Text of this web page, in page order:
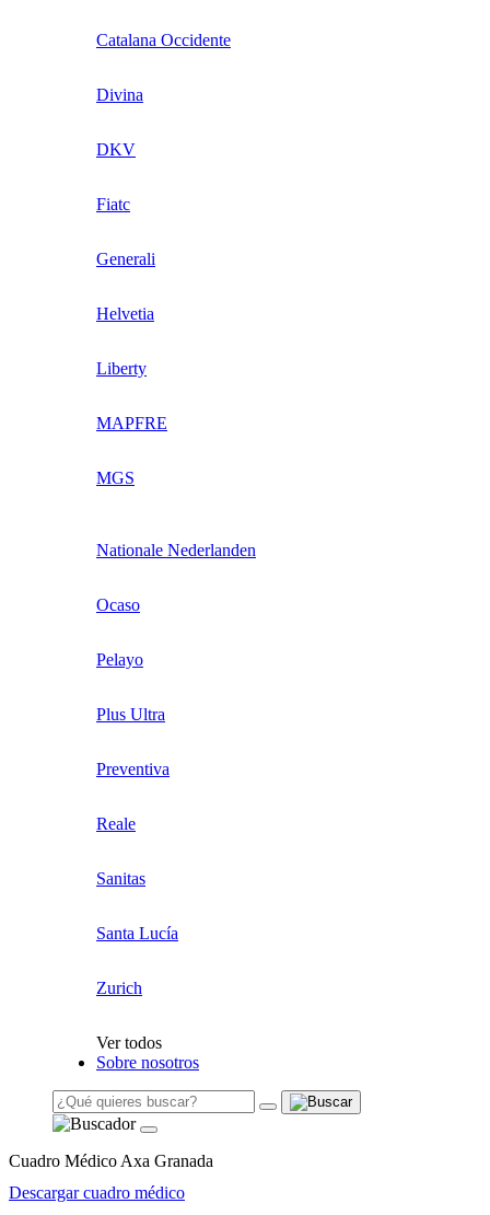
Catalana Occidente
Divina
DKV
Fiatc
Generali
Helvetia
Liberty
MAPFRE
MGS
Nationale Nederlanden
Ocaso
Pelayo
Plus Ultra
Preventiva
Reale
Sanitas
Santa Lucía
Zurich
Ver todos
Sobre nosotros
Cuadro Médico Axa Granada
Descargar cuadro médico